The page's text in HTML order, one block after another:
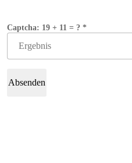
Absenden